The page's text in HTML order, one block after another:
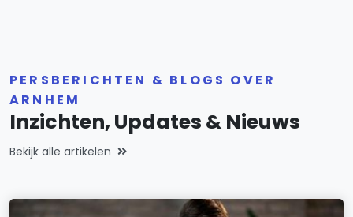
PERSBERICHTEN & BLOGS OVER
ARNHEM
Inzichten, Updates & Nieuws
Bekijk alle artikelen